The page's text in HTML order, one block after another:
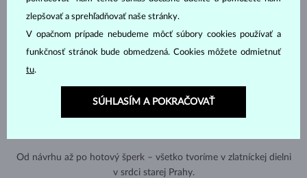
Od návrhu až po hotový šperk – všetko tvoríme v zlatníckej dielni
v srdci starej Prahy.
zlepšovať a sprehľadňovať naše stránky.
V opačnom prípade nebudeme môcť súbory cookies používať a
funkčnosť stránok bude obmedzená. Cookies môžete odmietnuť
tu.
SÚHLASÍM A POKRAČOVAŤ